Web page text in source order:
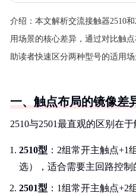
介绍： 本文解析交流接触器2510
用场景的核心差异，通过对比触
助读者快速区分两种型号的适用场
一、触点布局的镜像差
2510与2501最直观的区别在于
2510型 ：2组常开主触点+1
选），适合需要主回路控制
2501型 ：1组常开主触点+2